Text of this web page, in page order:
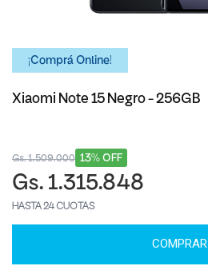
¡Comprá Online!
Xiaomi Note 15 Negro - 256GB
13% OFF
Gs. 1.509.000
Gs. 1.315.848
HASTA 24 CUOTAS
COMPRAR